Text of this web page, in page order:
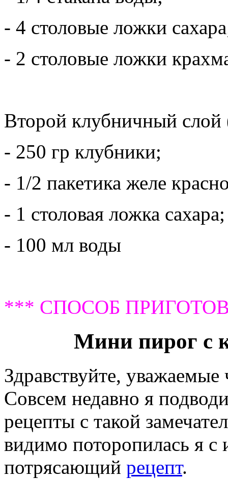
- 4 столовые ложки
- 2 столовые ложки
Второй клубничный слой
- 250 гр клубники;
- 1/2 пакетика желе
- 1 столовая ложка сахара;
- 100 мл воды
*** СПОСОБ
Мини пирог с
Здравствуйте, уважаемые
Совсем недавно я
рецепты с такой
видимо поторопилась я
потрясающий рецепт.